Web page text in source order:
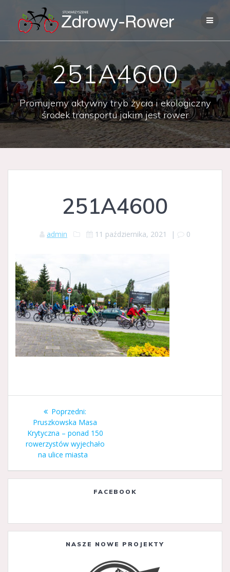
content
251A4600
Promujemy aktywny tryb życia i ekologiczny
środek transportu jakim jest rower
251A4600
admin 11 października, 2021 | 0
Nawigacja
wpisu
Poprzedni:
wpis:
Pruszkowska Masa
Krytyczna – ponad 150
rowerzystów wyjechało
na ulice miasta
FACEBOOK
NASZE NOWE PROJEKTY